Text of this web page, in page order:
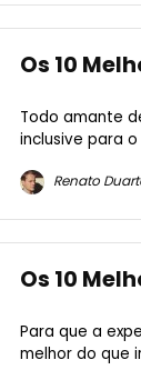
Os 10
Todo amante
inclusive para
Renato
Os 10
Para que a
melhor do que